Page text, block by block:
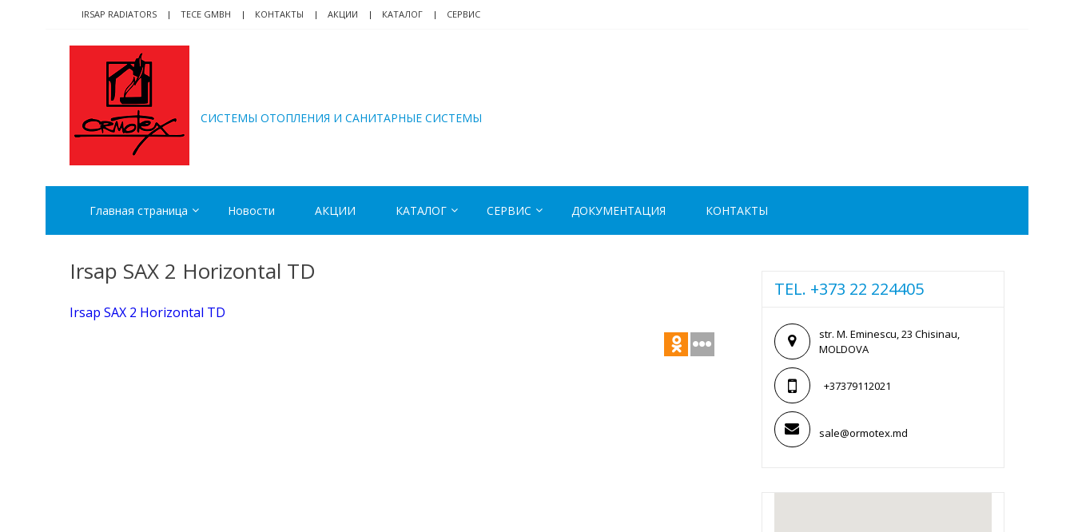
navigation
content
IRSAP RADIATORS TECE GMBH КОНТАКТЫ АКЦИИ КАТАЛОГ СЕРВИС
CИСТЕМЫ ОТОПЛЕНИЯ И САНИТАРНЫЕ СИСТЕМЫ
Главная страница Новости АКЦИИ КАТАЛОГ СЕРВИС ДОКУМЕНТАЦИЯ КОНТАКТЫ
Irsap SAX 2 Horizontal TD
Irsap SAX 2 Horizontal TD
TEL. +373 22 224405
str. M. Eminescu, 23 Chisinau,
MOLDOVA
+37379112021
sale@ormotex.md